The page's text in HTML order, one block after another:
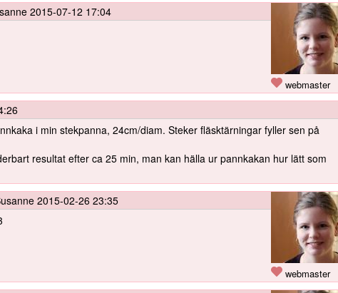
webmaster
2015-07-12 17:04
i min stekpanna, 24cm/diam. Steker fläsktärningar fyller sen på
resultat efter ca 25 min, man kan hälla ur pannkakan hur lätt som
webmaster
2015-02-26 23:35